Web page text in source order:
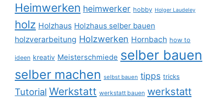
Heimwerken heimwerker hobby Holger Laudeley
holz Holzhaus Holzhaus selber bauen
holzverarbeitung Holzwerken Hornbach how to
ideen kreativ Meisterschmiede selber bauen
selber machen selbst bauen tipps tricks
Tutorial Werkstatt werkstatt bauen werkstatt